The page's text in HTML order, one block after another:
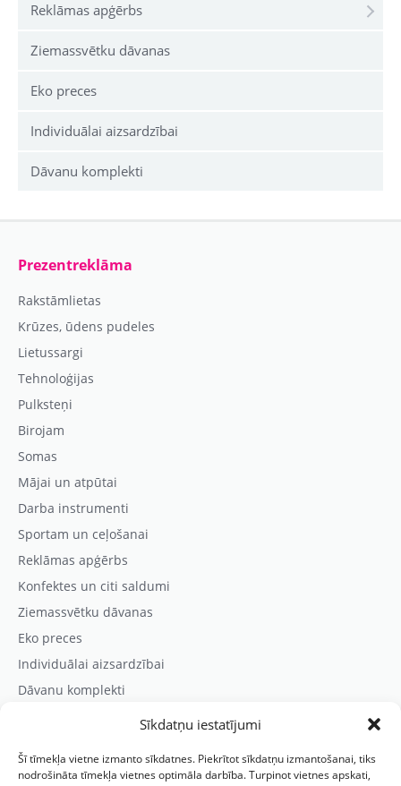
Sīkdatņu iestatījumi
Šī tīmekļa vietne izmanto sīkdatnes. Piekrītot sīkdatņu izmantošanai, tiks
nodrošināta tīmekļa vietnes optimāla darbība. Turpinot vietnes apskati,
Reklāmas apģērbs
Ziemassvētku dāvanas
Eko preces
Individuālai aizsardzībai
Dāvanu komplekti
Prezentreklāma
Rakstāmlietas
Krūzes, ūdens pudeles
Lietussargi
Tehnoloģijas
Pulksteņi
Birojam
Somas
Mājai un atpūtai
Darba instrumenti
Sportam un ceļošanai
Reklāmas apģērbs
Konfektes un citi saldumi
Ziemassvētku dāvanas
Eko preces
Individuālai aizsardzībai
Dāvanu komplekti
Kontaktinformācija
Prezentreklāmas aģentūra “PARIS”